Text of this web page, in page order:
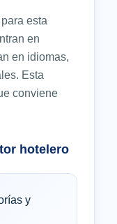
esta
en
en idiomas,
Esta
conviene
hotelero
y